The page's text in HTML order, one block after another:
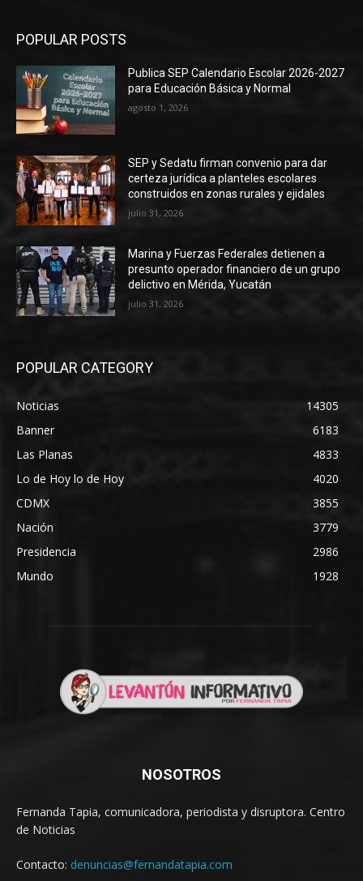
POPULAR POSTS
Publica SEP Calendario Escolar 2026-2027
para Educación Básica y Normal
agosto 1, 2026
SEP y Sedatu firman convenio para dar
certeza jurídica a planteles escolares
construidos en zonas rurales y ejidales
julio 31, 2026
Marina y Fuerzas Federales detienen a
presunto operador financiero de un grupo
delictivo en Mérida, Yucatán
julio 31, 2026
POPULAR CATEGORY
Noticias
14305
Banner
6183
Las Planas
4833
Lo de Hoy lo de Hoy
4020
CDMX
3855
Nación
3779
Presidencia
2986
Mundo
1928
NOSOTROS
Fernanda Tapia, comunicadora, periodista y disruptora. Centro
de Noticias
Contacto: denuncias@fernandatapia.com